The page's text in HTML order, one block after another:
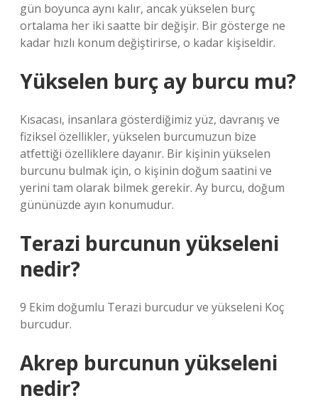
gün boyunca aynı kalır, ancak yükselen burç
ortalama her iki saatte bir değişir. Bir gösterge ne
kadar hızlı konum değiştirirse, o kadar kişiseldir.
Yükselen burç ay burcu mu?
Kısacası, insanlara gösterdiğimiz yüz, davranış ve
fiziksel özellikler, yükselen burcumuzun bize
atfettiği özelliklere dayanır. Bir kişinin yükselen
burcunu bulmak için, o kişinin doğum saatini ve
yerini tam olarak bilmek gerekir. Ay burcu, doğum
gününüzde ayın konumudur.
Terazi burcunun yükseleni
nedir?
9 Ekim doğumlu Terazi burcudur ve yükseleni Koç
burcudur.
Akrep burcunun yükseleni
nedir?